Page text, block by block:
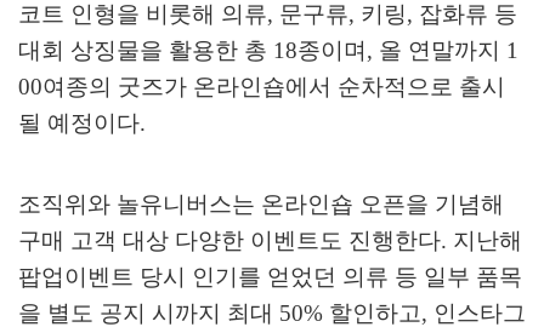
코트 인형을 비롯해 의류, 문구류, 키링, 잡화류 등
대회 상징물을 활용한 총 18종이며 , 올 연말까지 1
00여종의 굿즈가 온라인숍에서 순차적으로 출시
될 예정이다.
조직위와 놀유니버스는 온라인숍 오픈을 기념해
구매 고객 대상 다양한 이벤트도 진행한다. 지난해
팝업이벤트 당시 인기를 얻었던 의류 등 일부 품목
을 별도 공지 시까지 최대 50% 할인하고, 인스타그